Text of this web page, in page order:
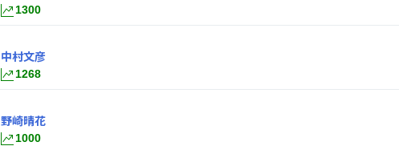
1300
中村文彦
1268
野崎晴花
1000